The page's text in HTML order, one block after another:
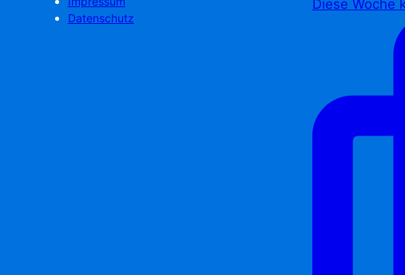
Datenschutz
Diese Woche